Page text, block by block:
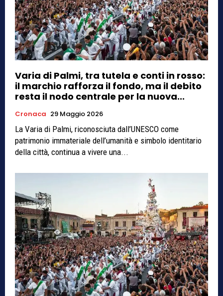
Varia di Palmi, tra tutela e conti in rosso:
il marchio rafforza il fondo, ma il debito
resta il nodo centrale per la nuova...
Cronaca 29 Maggio 2026
La Varia di Palmi, riconosciuta dall’UNESCO come
patrimonio immateriale dell’umanità e simbolo identitario
della città, continua a vivere una...